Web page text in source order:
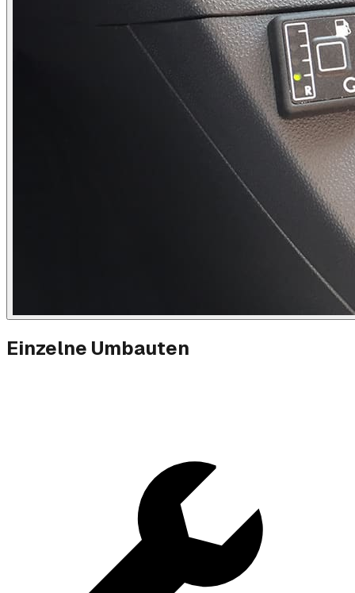
Einzelne Umbauten